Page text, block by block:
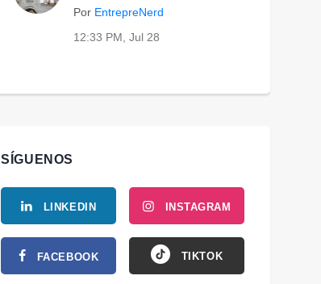
Por EntrepreNerd
12:33 PM, Jul 28
SÍGUENOS
LINKEDIN
FACEBOOK
INSTAGRAM
TIKTOK